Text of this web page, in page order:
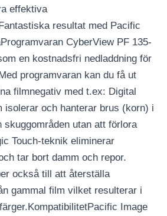
effektiva
resultat med Pacific
CyberView PF 135-
en kostnadsfri nedladdning för
programvaran kan du få ut
filmnegativ med t.ex: Digital
isolerar och hanterar brus (korn) i
skuggområden utan att förlora
Touch-teknik eliminerar
tar bort damm och repor.
också till att återställa
gammal film vilket resulterar i
Image